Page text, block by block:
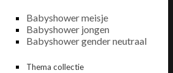
Babyshower meisje
Babyshower jongen
Babyshower gender neutraal
Thema collectie